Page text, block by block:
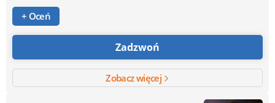
+ Oceń
Zadzwoń
Zobacz więcej